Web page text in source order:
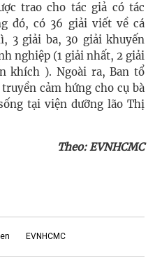
trao cho tác giả có tác
đó, có 36 giải viết về cá
3 giải ba, 30 giải khuyến
nghiệp (1 giải nhất, 2 giải
khích ). Ngoài ra, Ban tổ
cảm hứng cho cụ bà
tại viện dưỡng lão Thị
Theo: EVNHCMC
EVNHCMC